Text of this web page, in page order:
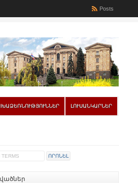
Posts
ԼՈՒՍԱՆԿԱՐՆԵՐ